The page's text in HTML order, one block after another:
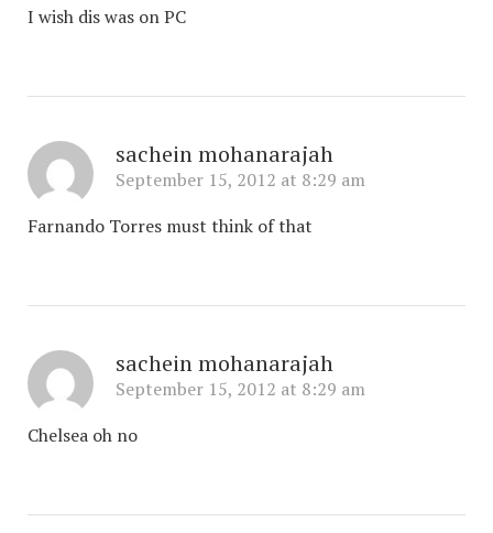
I wish dis was on PC
sachein mohanarajah
September 15, 2012 at 8:29 am
Farnando Torres must think of that
sachein mohanarajah
September 15, 2012 at 8:29 am
Chelsea oh no